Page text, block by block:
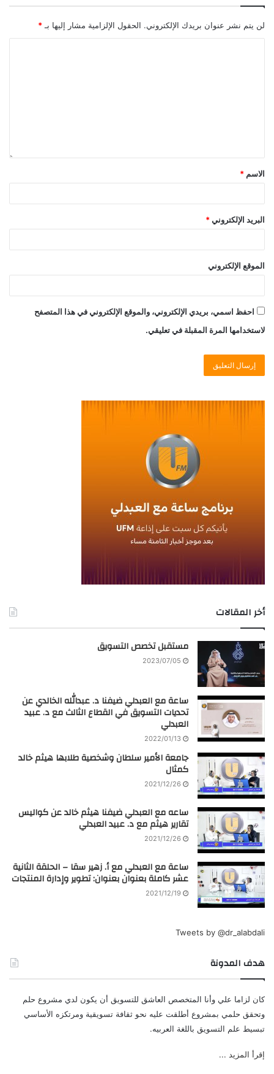
لن يتم نشر عنوان بريدك الإلكتروني. الحقول الإلزامية مشار إليها بـ *
الاسم *
البريد الإلكتروني *
الموقع الإلكتروني
احفظ اسمي، بريدي الإلكتروني، والموقع الإلكتروني في هذا المتصفح
لاستخدامها المرة المقبلة في تعليقي.
أخر المقالات
مستقبل تخصص التسويق
2023/07/05
ساعة مع العبدلي ضيفنا د. عبدالله الخالدي عن
تحديات التسويق في القطاع الثالث مع د. عبيد
العبدلي
2022/01/13
جامعة الأمير سلطان وشخصية طلابها هيثم خالد
كمثال
2021/12/26
ساعه مع العبدلي ضيفنا هيثم خالد عن كواليس
تقارير هيثم مع د. عبيد العبدلي
2021/12/26
ساعة مع العبدلي مع أ. زهير سقا – الحلقة الثانية
عشر كاملة بعنوان بعنوان: تطوير وإدارة المنتجات
2021/12/19
Tweets by @dr_alabdali
هدف المدونة
كان لزاما علي وأنا المتخصص العاشق للتسويق أن يكون لدي مشروع حلم
وتحقق حلمي بمشروع أطلقت عليه نحو ثقافة تسويقية ومرتكزه الأساسي
تبسيط علم التسويق باللغة العربيه.
إقرأ المزيد ...